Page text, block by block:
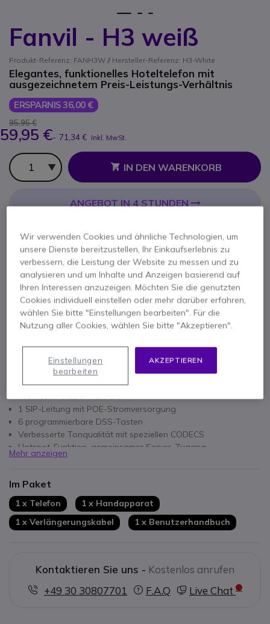
Fanvil - H3 weiß
Produkt-Referenz: FANH3W // Hersteller-Referenz: H3-White
Elegantes, funktionelles Hoteltelefon mit
ausgezeichnetem Preis-Leistungs-Verhältnis
ERSPARNIS 36,00 €
95,95 €
59,95 €- 71,34 € Inkl. MwSt.
Anzahl
IN DEN WARENKORB
ANGEBOT IN 4 STUNDEN
1 Produkte auf Lager Lieferung: 24/48 Std.
100+ Produkte im Plattformbestand
Lieferung:5-7 Tage
1 JahrHerstellergarantie
Hauptmerkmale
1 SIP-Leitung mit POE-Stromversorgung
6 programmierbare DSS-Tasten
Verbesserte Tonqualität mit speziellen CODECS
Hotspot-Funktion, gemeinsamer Server-Zugang
Farbe: Weiß
Mehr anzeigen
Im Paket
1 x Telefon
1 x Handapparat
1 x Verlängerungskabel
1 x Benutzerhandbuch
Kontaktieren Sie uns - Kostenlos anrufen
+49 30 30807701
F.A.Q Live Chat
Zum Anfang der Bildgalerie springen
Wir verwenden Cookies und ähnliche Technologien, um
unsere Dienste bereitzustellen, Ihr Einkaufserlebnis zu
verbessern, die Leistung der Website zu messen und zu
analysieren und um Inhalte und Anzeigen basierend auf
Ihren Interessen anzuzeigen. Möchten Sie die genutzten
Cookies individuell einstellen oder mehr darüber erfahren,
wählen Sie bitte "Einstellungen bearbeiten". Für die
Nutzung aller Cookies, wählen Sie bitte "Akzeptieren".
AKZEPTIEREN
Einstellungen
bearbeiten